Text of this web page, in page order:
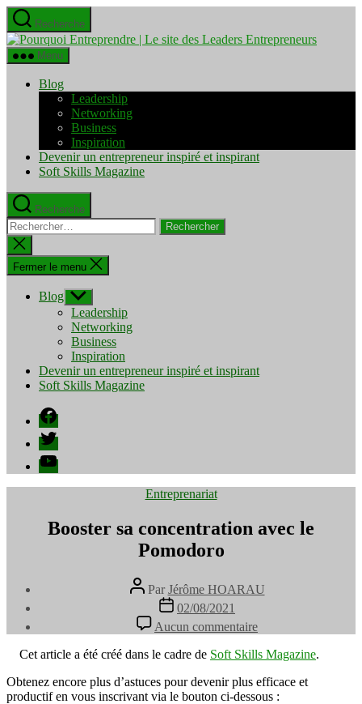
Aller
au
contenu
Recherche
Pourquoi
Menu
Blog
Leadership
Networking
Business
Inspiration
Devenir un entrepreneur inspiré et inspirant
Soft Skills Magazine
Recherche
Rechercher :
Fermer
la
recherche
Fermer le menu
Blog Afficher
le
sous-
menu
Leadership
Networking
Business
Inspiration
Devenir un entrepreneur inspiré et inspirant
Soft Skills Magazine
Facebook
Twitter
YouTube
Catégories
Entreprenariat
Booster sa concentration avec le
Pomodoro
Auteur
de
l’article
Par Jérôme HOARAU
Date
l’article
02/08/2021
Aucun commentaire
Booster
sa
concentration
avec
le
Cet article a été créé dans le cadre de Soft Skills Magazine.
Obtenez encore plus d’astuces pour devenir plus efficace et
productif en vous inscrivant via le bouton ci-dessous :